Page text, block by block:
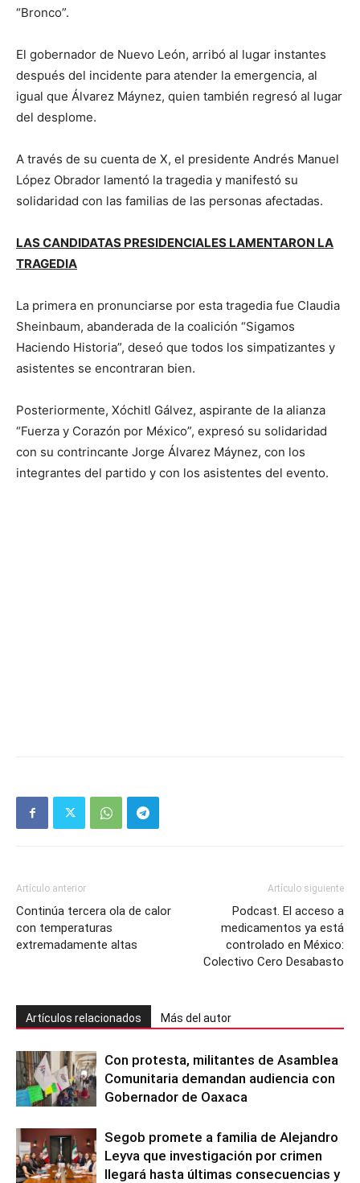
“Bronco”.
El gobernador de Nuevo León, arribó al lugar instantes
después del incidente para atender la emergencia, al
igual que Álvarez Máynez, quien también regresó al lugar
del desplome.
A través de su cuenta de X, el presidente Andrés Manuel
López Obrador lamentó la tragedia y manifestó su
solidaridad con las familias de las personas afectadas.
LAS CANDIDATAS PRESIDENCIALES LAMENTARON LA
TRAGEDIA
La primera en pronunciarse por esta tragedia fue Claudia
Sheinbaum, abanderada de la coalición “Sigamos
Haciendo Historia”, deseó que todos los simpatizantes y
asistentes se encontraran bien.
Posteriormente, Xóchitl Gálvez, aspirante de la alianza
“Fuerza y Corazón por México”, expresó su solidaridad
con su contrincante Jorge Álvarez Máynez, con los
integrantes del partido y con los asistentes del evento.
Artículo anterior
Continúa tercera ola de calor
con temperaturas
extremadamente altas
Artículo siguiente
Podcast. El acceso a
medicamentos ya está
controlado en México:
Colectivo Cero Desabasto
Artículos relacionados Más del autor
Con protesta, militantes de Asamblea
Comunitaria demandan audiencia con
Gobernador de Oaxaca
Segob promete a familia de Alejandro
Leyva que investigación por crimen
llegará hasta últimas consecuencias y